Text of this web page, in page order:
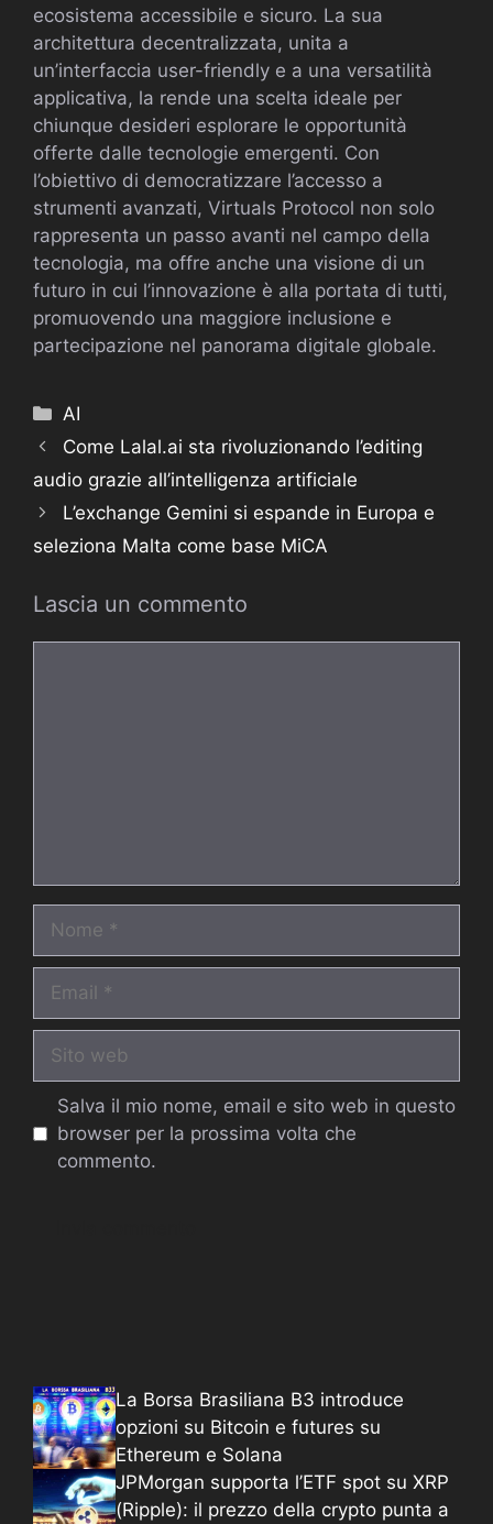
ecosistema accessibile e sicuro. La sua
architettura decentralizzata, unita a
un’interfaccia user-friendly e a una versatilità
applicativa, la rende una scelta ideale per
chiunque desideri esplorare le opportunità
offerte dalle tecnologie emergenti. Con
l’obiettivo di democratizzare l’accesso a
strumenti avanzati, Virtuals Protocol non solo
rappresenta un passo avanti nel campo della
tecnologia, ma offre anche una visione di un
futuro in cui l’innovazione è alla portata di tutti,
promuovendo una maggiore inclusione e
partecipazione nel panorama digitale globale.
Categorie
AI
Come Lalal.ai sta rivoluzionando l’editing
audio grazie all’intelligenza artificiale
L’exchange Gemini si espande in Europa e
seleziona Malta come base MiCA
Lascia un commento
web
Salva il mio nome, email e sito web in questo
browser per la prossima volta che
commento.
La Borsa Brasiliana B3 introduce
opzioni su Bitcoin e futures su
Ethereum e Solana
JPMorgan supporta l’ETF spot su XRP
(Ripple): il prezzo della crypto punta a